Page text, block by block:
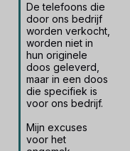
De telefoons die
door ons bedrijf
worden verkocht,
worden niet in
hun originele
doos geleverd,
maar in een doos
die specifiek is
voor ons bedrijf.
Mijn excuses
voor het